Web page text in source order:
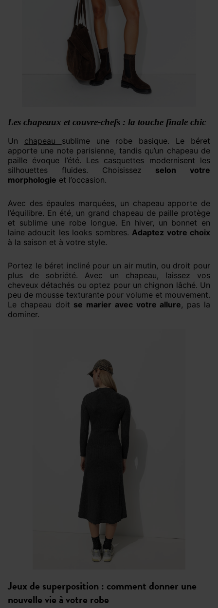
Les chapeaux et couvre-chefs : la touche finale chic
Un chapeau sublime une robe basique. Le béret
apporte une note parisienne, tandis qu’un chapeau de
paille évoque l’été. Les casquettes modernisent les
silhouettes fluides. Choisissez selon votre
morphologie et l’occasion.
Avec des épaules marquées, un chapeau apporte de
l’équilibre. En été, un grand chapeau de paille protège
et sublime une robe longue. En hiver, un bonnet en
laine adoucit les looks sombres.Adaptez votre choix
à la saison et à votre style.
Portez le béret incliné pour un air mutin, ou droit pour
plus de sobriété. Avec un chapeau, laissez vos
cheveux détachés ou optez pour un chignon lâché. Un
peu de mousse texturante pour volume et mouvement.
Le chapeau doit se marier avec votre allure, pas la
dominer.
Jeux de superposition : comment donner une
nouvelle vie à votre robe